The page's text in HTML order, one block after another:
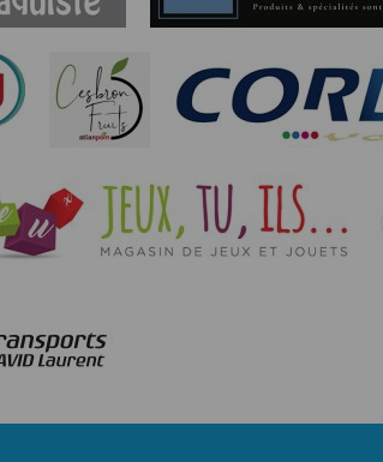
photo dans la galerie. Nous recueillons des
sera collectée.
information from the photos you share. This app